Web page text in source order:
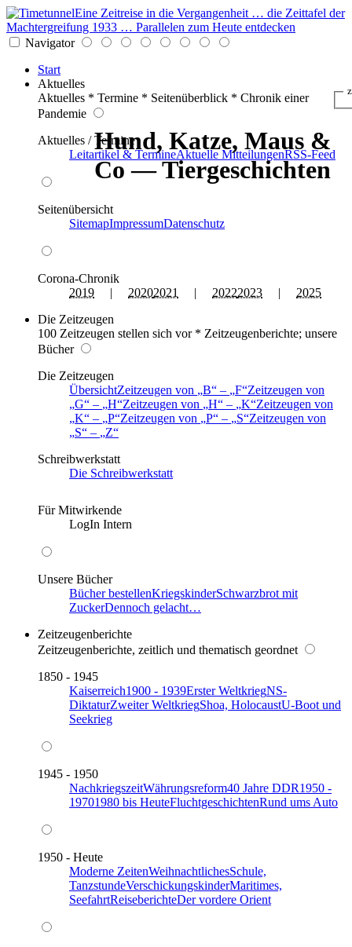
Eine Zeitreise in die Vergangenheit … die Zeittafel der
Machtergreifung 1933 … Parallelen zum Heute entdecken
Navigator
Start
Aktuelles
Aktuelles * Termine * Seitenüberblick * Chronik einer
Pandemie
Aktuelles / Termine
Leitartikel & TermineAktuelle MitteilungenRSS-Feed
Seitenübersicht
SitemapImpressumDatenschutz
Corona-Chronik
2019 | 20202021 | 20222023 | 2025
Die Zeitzeugen
100 Zeitzeugen stellen sich vor * Zeitzeugenberichte; unsere
Bücher
Die Zeitzeugen
ÜbersichtZeitzeugen von B – F Zeitzeugen von
G
– H Zeitzeugen von H – K Zeitzeugen von
K
– P Zeitzeugen von P – S Zeitzeugen von
S
–
Z
Schreibwerkstatt
Die Schreibwerkstatt
Für Mitwirkende
LogIn Intern
Unsere Bücher
Bücher bestellenKriegskinderSchwarzbrot mit
ZuckerDennoch gelacht…
Zeitzeugenberichte
Zeitzeugenberichte, zeitlich und thematisch geordnet
1850 - 1945
Kaiserreich1900 - 1939Erster WeltkriegNS-
DiktaturZweiter WeltkriegShoa, HolocaustU-Boot und
Seekrieg
1945 - 1950
NachkriegszeitWährungsreform40 Jahre DDR1950 -
19701980 bis HeuteFluchtgeschichtenRund ums Auto
1950 - Heute
Moderne ZeitenWeihnachtlichesSchule,
TanzstundeVerschickungskinderMaritimes,
SeefahrtReiseberichteDer vordere Orient
Hund, Katze, Maus &
Co — Tiergeschichten